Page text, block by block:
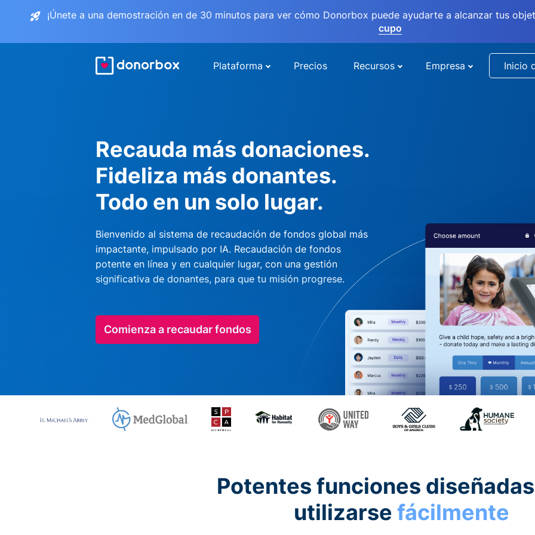
¡Únete a una demostración en de 30 minutos para ver cómo Donorbox puede ayudarte a alcanzar tus
cupo
Plataforma Precios Recursos Empresa Inicio
Recauda más donaciones.
Fideliza más donantes.
Todo en un solo lugar.
Bienvenido al sistema de recaudación de fondos global más
impactante, impulsado por IA. Recaudación de fondos
potente en línea y en cualquier lugar, con una gestión
significativa de donantes, para que tu misión progrese.
Comienza a recaudar fondos
Potentes funciones
utilizarse fácilmente